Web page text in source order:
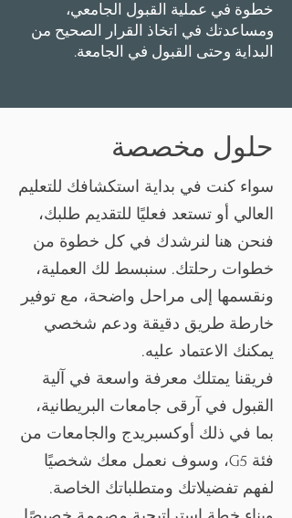
خطوة في عملية القبول الجامعي،
ومساعدتك في اتخاذ القرار الصحيح من
البداية وحتى القبول في الجامعة.
حلول مخصصة
سواء كنت في بداية استكشافك للتعليم
العالي أو تستعد فعليًا للتقديم طلبك،
فنحن هنا لنرشدك في كل خطوة من
خطوات رحلتك. سنبسط لك العملية،
ونقسمها إلى مراحل واضحة، مع توفير
خارطة طريق دقيقة ودعم شخصي
يمكنك الاعتماد عليه.
فريقنا يمتلك معرفة واسعة في آلية
القبول في آرقى جامعات البريطانية،
بما في ذلك أوكسبريدج والجامعات من
فئة G5، وسوف نعمل معك شخصيًا
لفهم تفضيلاتك ومتطلباتك الخاصة.